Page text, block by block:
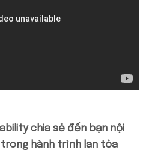
chia sẻ đến bạn nội
hành trình lan tỏa